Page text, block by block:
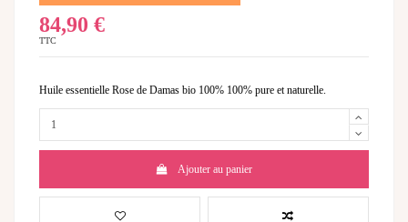
84,90 €
TTC
Huile essentielle Rose de Damas bio 100% 100% pure et naturelle.
Ajouter au panier